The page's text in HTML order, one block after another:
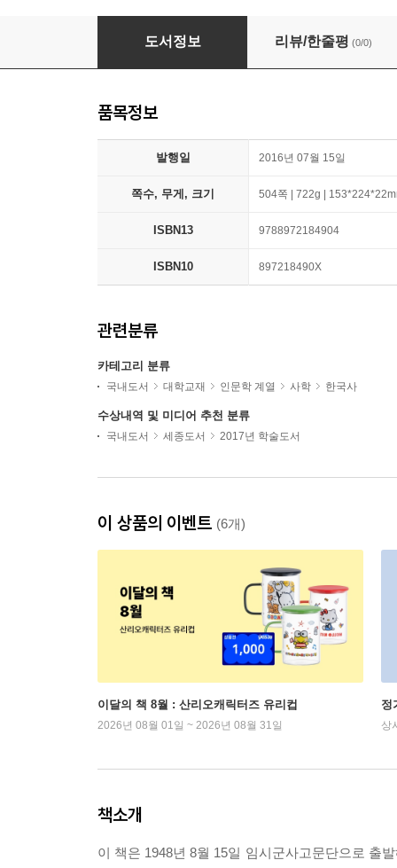
주한미군사고문단 KMAG
도서정보 리뷰/한줄평 (0/0)
품목정보
발행일 2016년 07월 15일
쪽수, 무게, 크기 504쪽 | 722g |
ISBN13 9788972184904
ISBN10 897218490X
관련분류
카테고리 분류
국내도서 대학교재 인문학 계열 사학 한국사
수상내역 및 미디어 추천 분류
국내도서 세종도서 2017년 학술도서
이 상품의 이벤트 (6개)
이달의 책 8월 : 산리오캐릭터즈 유리컵
2026년 08월 01일 ~ 2026년 08월 31일
정
상
책소개
이 책은 1948년 8월 15일 임시군사고문단으로 출